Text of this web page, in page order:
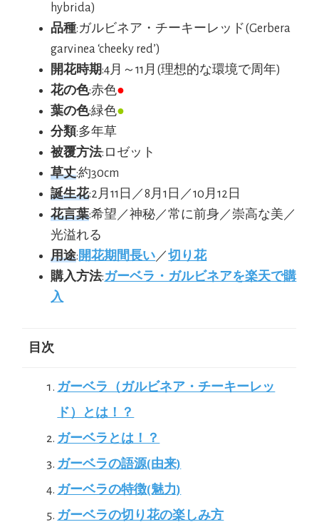
hybrida)
品種:ガルビネア・チーキーレッド(Gerbera
garvinea ‘cheeky red’)
開花時期:4月～11月(理想的な環境で周年)
花の色:赤色●
葉の色:緑色●
分類:多年草
被覆方法:ロゼット
草丈:約30cm
誕生花:2月11日／8月1日／10月12日
花言葉:希望／神秘／常に前身／崇高な美／
光溢れる
用途: 開花期間長い／切り花
購入方法:ガーベラ・ガルビネアを楽天で購
入
目次
ガーベラ（ガルビネア・チーキーレッ
ド）とは！？
ガーベラとは！？
ガーベラの語源(由来)
ガーベラの特徴(魅力)
ガーベラの切り花の楽しみ方